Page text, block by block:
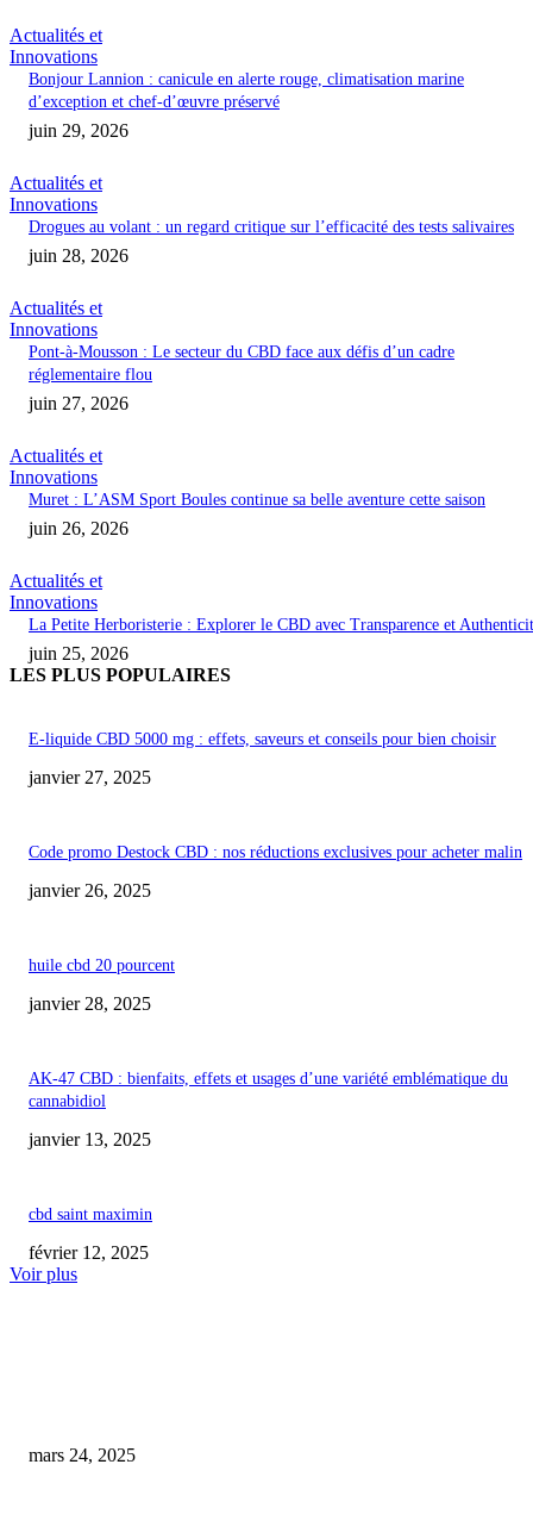
Actualités et
Innovations
Bonjour Lannion : canicule en alerte rouge, climatisation marine
d’exception et chef-d’œuvre préservé
juin 29, 2026
Actualités et
Innovations
Drogues au volant : un regard critique sur l’efficacité des tests salivaires
juin 28, 2026
Actualités et
Innovations
Pont-à-Mousson : Le secteur du CBD face aux défis d’un cadre
réglementaire flou
juin 27, 2026
Actualités et
Innovations
Muret : L’ASM Sport Boules continue sa belle aventure cette saison
juin 26, 2026
Actualités et
Innovations
La Petite Herboristerie : Explorer le CBD avec Transparence et
juin 25, 2026
LES PLUS POPULAIRES
E-liquide CBD 5000 mg : effets, saveurs et conseils pour bien choisir
janvier 27, 2025
Code promo Destock CBD : nos réductions exclusives pour acheter malin
janvier 26, 2025
huile cbd 20 pourcent
janvier 28, 2025
AK-47 CBD : bienfaits, effets et usages d’une variété emblématique du
cannabidiol
janvier 13, 2025
cbd saint maximin
février 12, 2025
Voir plus
mars 24, 2025